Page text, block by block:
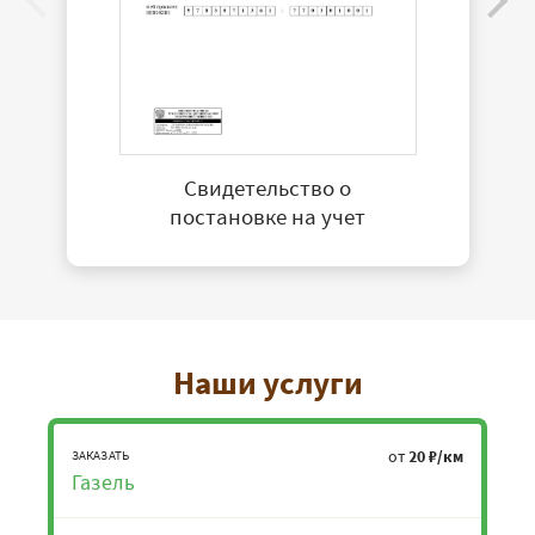
Свидетельство о
постановке на учет
Наши услуги
ЗАКАЗАТЬ
Газель
от20 ₽/км